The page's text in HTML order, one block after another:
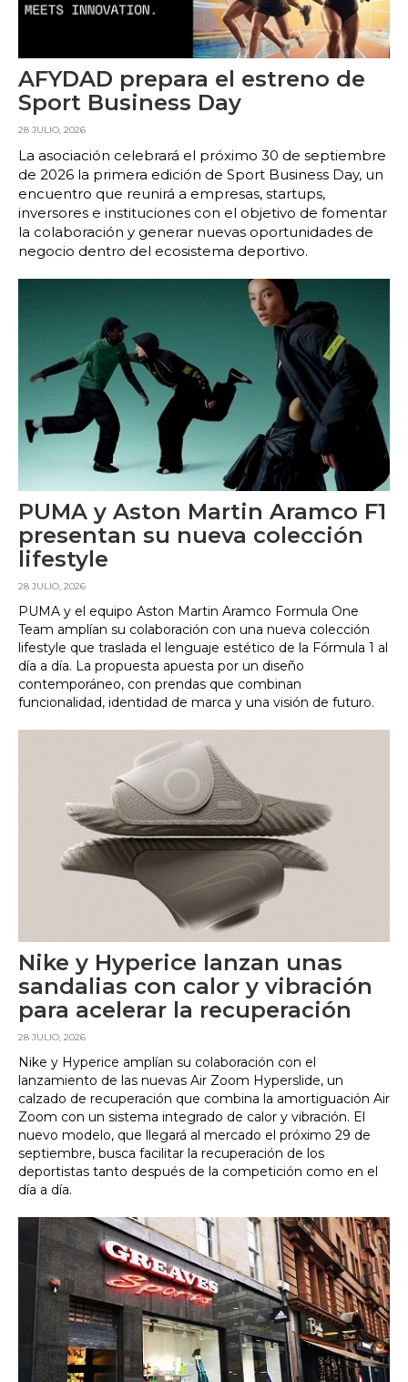
AFYDAD prepara el estreno de
Sport Business Day
28 JULIO, 2026
La asociación celebrará el próximo 30 de septiembre
de 2026 la primera edición de Sport Business Day, un
encuentro que reunirá a empresas, startups,
inversores e instituciones con el objetivo de fomentar
la colaboración y generar nuevas oportunidades de
negocio dentro del ecosistema deportivo.
PUMA y Aston Martin Aramco F1
presentan su nueva colección
lifestyle
28 JULIO, 2026
PUMA y el equipo Aston Martin Aramco Formula One
Team amplían su colaboración con una nueva colección
lifestyle que traslada el lenguaje estético de la Fórmula 1 al
día a día. La propuesta apuesta por un diseño
contemporáneo, con prendas que combinan
funcionalidad, identidad de marca y una visión de futuro.
Nike y Hyperice lanzan unas
sandalias con calor y vibración
para acelerar la recuperación
28 JULIO, 2026
Nike y Hyperice amplían su colaboración con el
lanzamiento de las nuevas Air Zoom Hyperslide, un
calzado de recuperación que combina la amortiguación Air
Zoom con un sistema integrado de calor y vibración. El
nuevo modelo, que llegará al mercado el próximo 29 de
septiembre, busca facilitar la recuperación de los
deportistas tanto después de la competición como en el
día a día.